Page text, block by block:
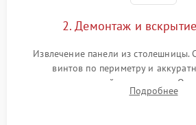
2. Демонтаж и
Извлечение панели из столешницы.
винтов по периметру и
стеклокерамической поверхности.
сенсорного блока для доступа к
Подробнее